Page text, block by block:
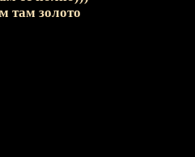
там золото